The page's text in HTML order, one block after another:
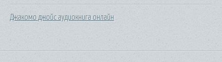
Джакомо джойс аудиокнига онлайн